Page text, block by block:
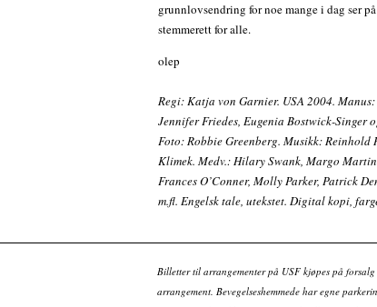
grunnlovsendring for noe mange i dag ser
stemmerett for alle.
olep
Regi: Katja von Garnier. USA 2004.
Jennifer Friedes, Eugenia Bostwick-Singer
Foto: Robbie Greenberg. Musikk: Reinhold
Klimek. Medv.: Hilary Swank, Margo
Frances O’Conner, Molly Parker, Patrick
m.fl. Engelsk tale, utekstet. Digital kopi,
Billetter til arrangementer på USF kjøpes på
arrangement. Bevegelseshemmede har egne